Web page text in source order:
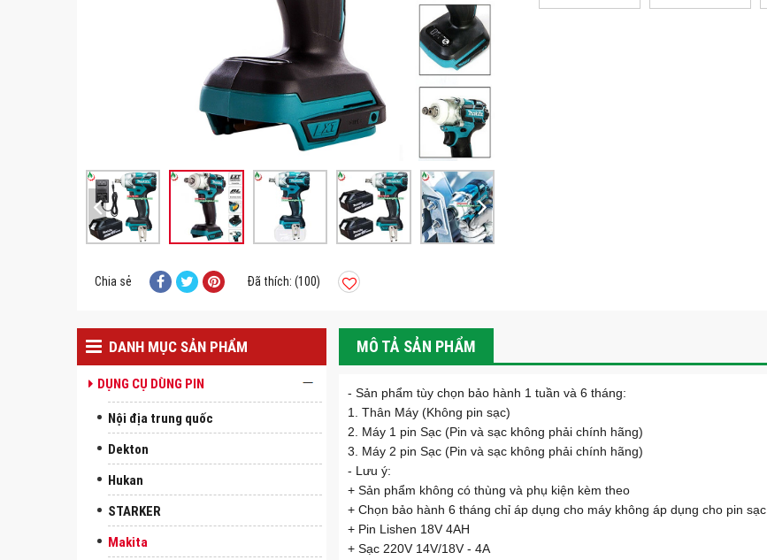
Chia sẻ Đã thích: (100)
DANH MỤC SẢN PHẨM
DỤNG CỤ DÙNG PIN
Nội địa trung quốc
Dekton
Hukan
STARKER
Makita
MÔ TẢ SẢN PHẨM
- Sản phẩm tùy chọn bảo hành 1 tuần và 6 tháng:
1. Thân Máy (Không pin sạc)
2. Máy 1 pin Sạc (Pin và sạc không phải chính hãng)
3. Máy 2 pin Sạc (Pin và sạc không phải chính hãng)
- Lưu ý:
+ Sản phẩm không có thùng và phụ kiện kèm theo
+ Chọn bảo hành 6 tháng chỉ áp dụng cho máy không áp dụng cho pin sạc
+ Pin Lishen 18V 4AH
+ Sạc 220V 14V/18V - 4A